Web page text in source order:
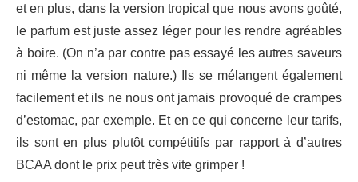
et en plus, dans la version tropical que nous avons goûté,
le parfum est juste assez léger pour les rendre agréables
à boire. (On n’a par contre pas essayé les autres saveurs
ni même la version nature.) Ils se mélangent également
facilement et ils ne nous ont jamais provoqué de crampes
d’estomac, par exemple. Et en ce qui concerne leur tarifs,
ils sont en plus plutôt compétitifs par rapport à d’autres
BCAA dont le prix peut très vite grimper !